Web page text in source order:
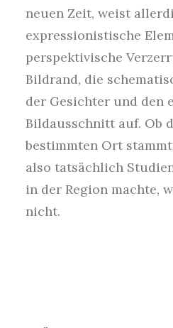
neuen Zeit, weist
expressionistische
perspektivische
Bildrand, die
der Gesichter und den
Bildausschnitt auf. Ob
bestimmten Ort
also tatsächlich
in der Region machte,
nicht.